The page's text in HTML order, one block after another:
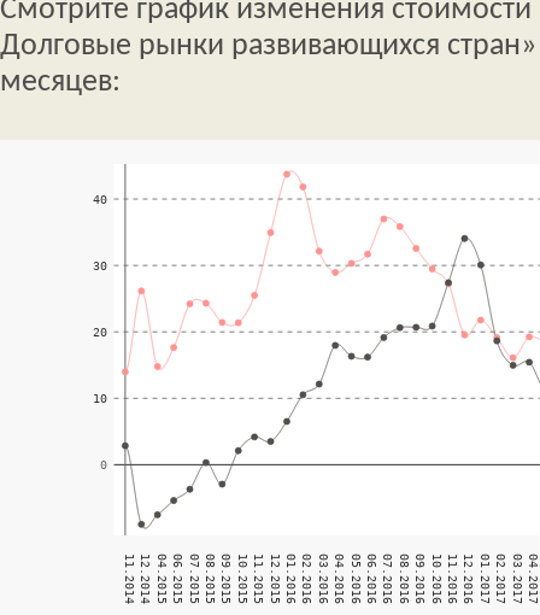
Смотрите график изменения
Долговые рынки развивающихся стран»
месяцев: